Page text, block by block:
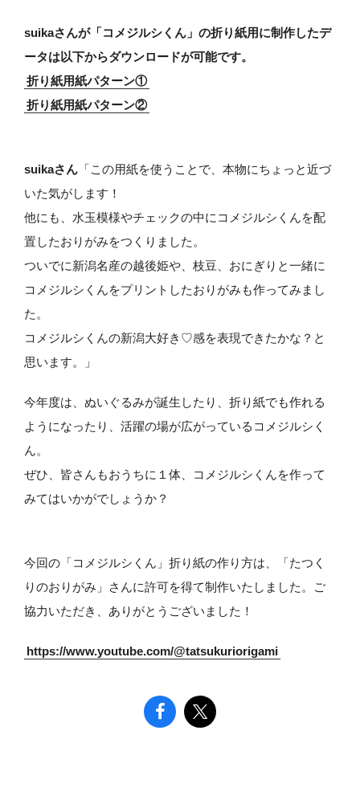
suikaさんが「コメジルシくん」の折り紙用に制作したデ
ータは以下からダウンロードが可能です。
折り紙用紙パターン①
折り紙用紙パターン②
suikaさん 「この用紙を使うことで、本物にちょっと近づ
いた気がします！
他にも、水玉模様やチェックの中にコメジルシくんを配
置したおりがみをつくりました。
ついでに新潟名産の越後姫や、枝豆、おにぎりと一緒に
コメジルシくんをプリントしたおりがみも作ってみまし
た。
コメジルシくんの新潟大好き♡感を表現できたかな？と
思います。」
今年度は、ぬいぐるみが誕生したり、折り紙でも作れる
ようになったり、活躍の場が広がっているコメジルシく
ん。
ぜひ、皆さんもおうちに１体、コメジルシくんを作って
みてはいかがでしょうか？
今回の「コメジルシくん」折り紙の作り方は、「たつく
りのおりがみ」さんに許可を得て制作いたしました。ご
協力いただき、ありがとうございました！
https://www.youtube.com/@tatsukuriorigami